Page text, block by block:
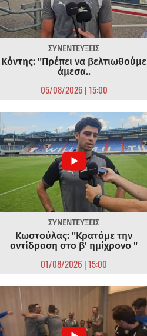
ΣΥΝΕΝΤΕΥΞΕΙΣ
Κόντης: "Πρέπει να βελτιωθούμε
άμεσα..
05/08/2026 | 15:00
ΣΥΝΕΝΤΕΥΞΕΙΣ
Κωστούλας: "Κρατάμε την
αντίδραση στο β' ημίχρονο "
01/08/2026 | 15:00